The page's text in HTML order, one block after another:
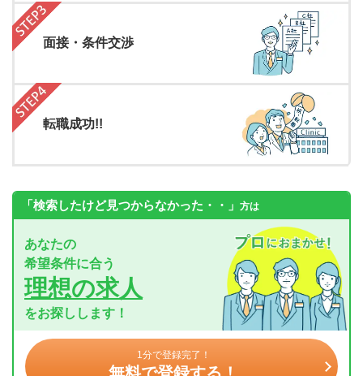
面接・条件交渉
転職成功!!
「検索したけど見つからなかった・・」 方は
あなたの
希望条件に合う
理想の求人
をお探しします！
1分で登録完了！
無料で登録する！